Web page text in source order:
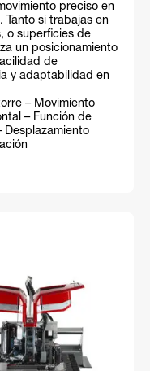
preciso en
si trabajas en
o superficies de
un posicionamiento
de
y adaptabilidad en
– Movimiento
– Función de
Desplazamiento